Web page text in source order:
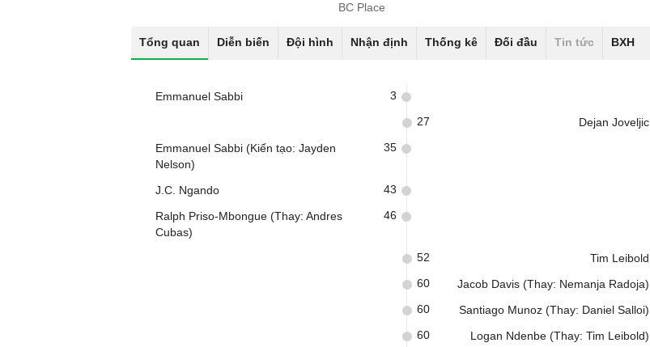
BC Place
Tổng quan Diễn biến Đội hình Nhận định Thống kê Đối đầu Tin tức BXH
Emmanuel Sabbi 3
Dejan Joveljic
27
Emmanuel Sabbi (Kiến tạo: Jayden
Nelson)
35
J.C. Ngando 43
Ralph Priso-Mbongue (Thay: Andres
Cubas)
46
Tim Leibold
52
Jacob Davis (Thay: Nemanja Radoja)
60
Santiago Munoz (Thay: Daniel Salloi)
60
Logan Ndenbe (Thay: Tim Leibold)
60